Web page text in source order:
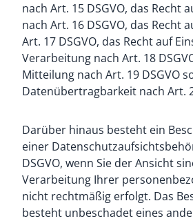
nach Art. 15 DSGVO, das Recht
nach Art. 16 DSGVO, das Recht
Art. 17 DSGVO, das Recht auf
Verarbeitung nach Art. 18
Mitteilung nach Art. 19 DSGVO
Datenübertragbarkeit nach Art.
Darüber hinaus besteht ein
einer
DSGVO, wenn Sie der Ansicht
Verarbeitung Ihrer
nicht rechtmäßig erfolgt. Das
besteht unbeschadet eines